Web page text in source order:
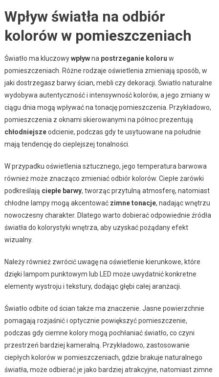
Wpływ światła na odbiór
kolorów w pomieszczeniach
Światło ma kluczowywpływna postrzeganie koloru w
pomieszczeniach. Różne rodzaje oświetlenia zmieniają sposób, w
jaki dostrzegasz barwy ścian, mebli czy dekoracji. Światło naturalne
wydobywa autentyczność i intensywność kolorów, a jego zmiany w
ciągu dnia mogą wpływać na tonację pomieszczenia. Przykładowo,
pomieszczenia z oknami skierowanymi na północ prezentują
chłodniejszeodcienie, podczas gdy te usytuowane na południe
mają tendencję do cieplejszej tonalności.
W przypadku oświetlenia sztucznego, jego temperatura barwowa
również może znacząco zmieniać odbiór kolorów. Ciepłe żarówki
podkreślają ciepłe barwy, tworząc przytulną atmosferę, natomiast
chłodne lampy mogą akcentować zimne tonacje, nadając wnętrzu
nowoczesny charakter. Dlatego warto dobierać odpowiednie źródła
światła do kolorystyki wnętrza, aby uzyskać pożądany efekt
wizualny.
Należy również zwrócić uwagę na oświetlenie kierunkowe, które
dzięki lampom punktowym lub LED może uwydatnić konkretne
elementy wystroju i tekstury, dodając głębi całej aranżacji.
Światło odbite od ścian także ma znaczenie. Jasne powierzchnie
pomagają rozjaśnić i optycznie powiększyć pomieszczenie,
podczas gdy ciemne kolory mogą pochłaniać światło, co czyni
przestrzeń bardziej kameralną. Przykładowo, zastosowanie
ciepłych kolorów w pomieszczeniach, gdzie brakuje naturalnego
światła, może odbierać je jako bardziej atrakcyjne, natomiast zimne